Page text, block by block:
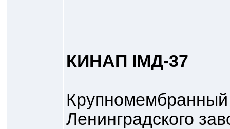
КИНАП IМД-37
Ленинградского